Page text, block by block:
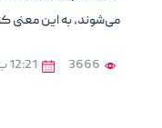
می‌شوند، به این معنی
3666 12:21 ب.ظ